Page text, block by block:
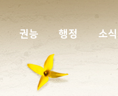
권능 행정 소식